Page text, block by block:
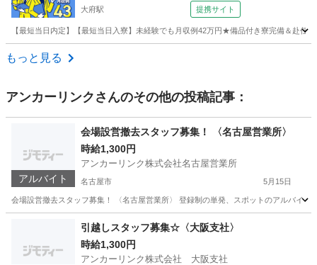
待遇】 契約締結後に10,000円を支給（先着1名限
定） 弊社規定に則り、契約締結後に駆けつけ体制
維持の協力
大府駅 提携サイト
【最短当日内定】【最短当日入寮】未経験でも月収例42万円★備品付き寮完備＆赴
愛知 大府市
もっと見る
アンカーリンク さんのその他の投稿記事：
アルバイト
会場設営撤去スタッフ募集！ 〈名古屋営業所〉
時給1,300円
アンカーリンク株式会社名古屋営業所
名古屋市 5月15日
会場設営撤去スタッフ募集！ 〈名古屋営業所〉 登録制の単発、スポットのアルバイ
軽作業 スタッフ
引越しスタッフ募集☆〈大阪支社〉
時給1,300円
アンカーリンク株式会社 大阪支社